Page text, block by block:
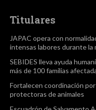
Titulares
JAPAC opera con
intensas labores durante la
SEBIDES lleva ayuda
más de 100 familias
Fortalecen coordinación
protectoras de animales